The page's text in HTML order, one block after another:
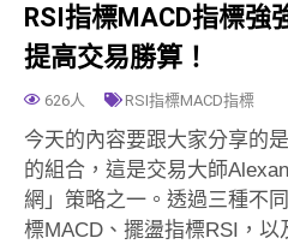
RSI指標MACD指標強
提高交易勝算！
626人 RSI指標MACD指標
今天的內容要跟大家分享的
的組合，這是交易大師
網」策略之一。透過三種不
標MACD、擺盪指標RSI，